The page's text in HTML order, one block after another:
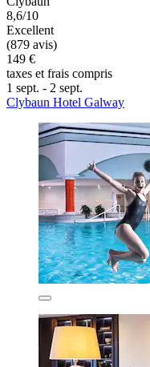
8,6/10
Excellent
(879 avis)
149 €
taxes et frais compris
1 sept. - 2 sept.
Clybaun Hotel Galway